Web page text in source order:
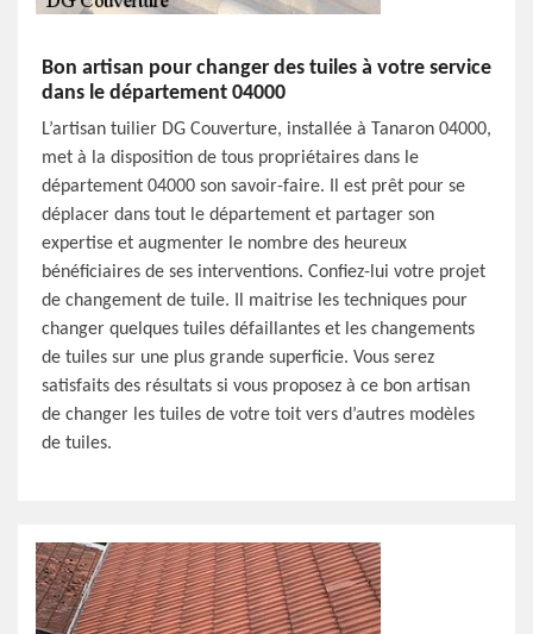
Bon artisan pour changer des tuiles à votre service
dans le département 04000
L’artisan tuilier DG Couverture, installée à Tanaron 04000,
met à la disposition de tous propriétaires dans le
département 04000 son savoir-faire. Il est prêt pour se
déplacer dans tout le département et partager son
expertise et augmenter le nombre des heureux
bénéficiaires de ses interventions. Confiez-lui votre projet
de changement de tuile. Il maitrise les techniques pour
changer quelques tuiles défaillantes et les changements
de tuiles sur une plus grande superficie. Vous serez
satisfaits des résultats si vous proposez à ce bon artisan
de changer les tuiles de votre toit vers d’autres modèles
de tuiles.